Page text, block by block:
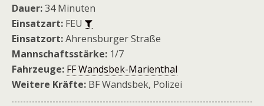
Dauer:34 Minuten
Einsatzart: FEU
Einsatzort:Ahrensburger Straße
Mannschaftsstärke: 1/7
Fahrzeuge: FF Wandsbek-Marienthal
Weitere Kräfte: BF Wandsbek, Polizei